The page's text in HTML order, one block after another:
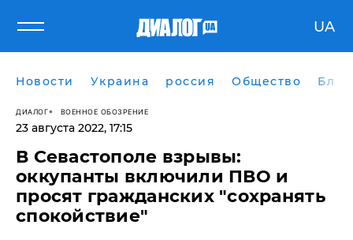
UA
Новости Украина россия Общество
ДИАЛОГ ВОЕННОЕ ОБОЗРЕНИЕ
23 августа 2022, 17:15
​В Севастополе взрывы:
оккупанты включили ПВО и
просят гражданских "сохранять
спокойствие"